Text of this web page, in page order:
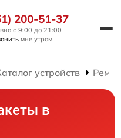
200-51-37
с 9:00 до 21:00
мне утром
устройств
в